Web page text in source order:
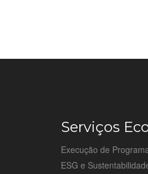
Serviços
Execução de
ESG e